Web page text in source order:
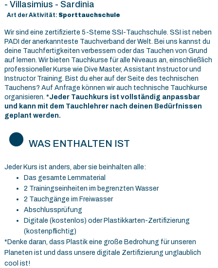
- Villasimius - Sardinia
Art der Aktivität: Sporttauchschule
Wir sind eine zertifizierte 5-Sterne SSI-Tauchschule. SSI ist neben
PADI der anerkannteste Tauchverband der Welt. Bei uns kannst du
deine Tauchfertigkeiten verbessern oder das Tauchen von Grund
auf lernen. Wir bieten Tauchkurse für alle Niveaus an, einschließlich
professioneller Kurse wie Dive Master, Assistant Instructor und
Instructor Training. Bist du eher auf der Seite des technischen
Tauchens? Auf Anfrage können wir auch technische Tauchkurse
organisieren. *Jeder Tauchkurs ist vollständig anpassbar
und kann mit dem Tauchlehrer nach deinen Bedürfnissen
geplant werden.
WAS ENTHALTEN IST
Jeder Kurs ist anders, aber sie beinhalten alle:
Das gesamte Lernmaterial
2 Trainingseinheiten im begrenzten Wasser
2 Tauchgänge im Freiwasser
Abschlussprüfung
Digitale (kostenlos) oder Plastikkarten-Zertifizierung
(kostenpflichtig)
*Denke daran, dass Plastik eine große Bedrohung für unseren
Planeten ist und dass unsere digitale Zertifizierung unglaublich
cool ist!